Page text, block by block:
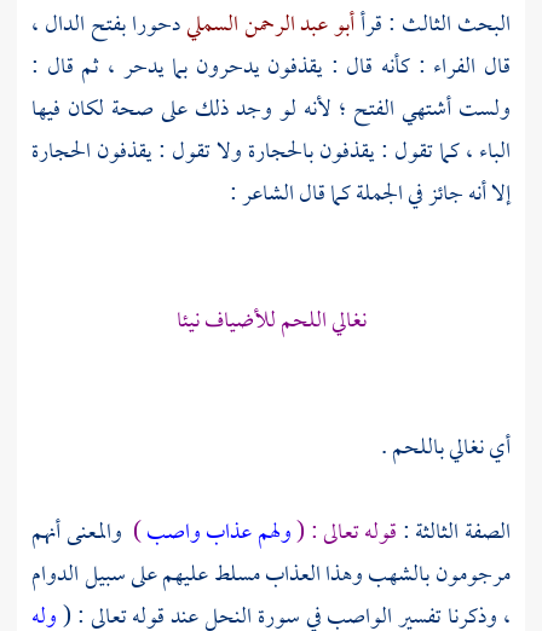
البحث الثالث : قرأأبو عبد الرحمن السمليدحورا بفتح الدال ،
قال الفراء : كأنه قال : يقذفون يدحرون بما يدحر ، ثم قال :
ولست أشتهي الفتح ؛ لأنه لو وجد ذلك على صحة لكان فيها
الباء ، كما تقول : يقذفون بالحجارة ولا تقول : يقذفون الحجارة
إلا أنه جائز في الجملة كما قال الشاعر :
نغالي اللحم للأضياف نيئا
أي نغالي باللحم .
الصفة الثالثة :قوله تعالى : (ولهم عذاب واصب) والمعنى أنهم
مرجومون بالشهب وهذا العذاب مسلط عليهم على سبيل الدوام
، وذكرنا تفسير الواصب في سورة النحل عند قوله تعالى : (وله